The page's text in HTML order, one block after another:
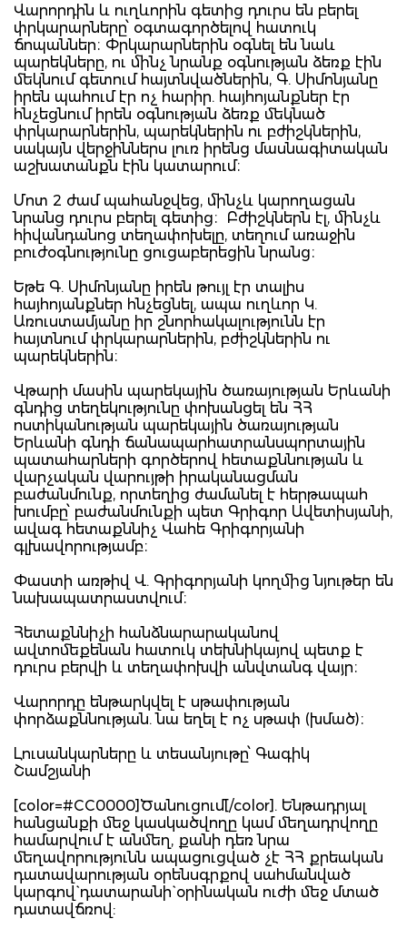
Վարորդին և ուղևորին գետից դուրս են բերել
փրկարարները՝ օգտագործելով հատուկ
ճոպաններ։ Փրկարարներին օգնել են նաև
պարեկները, ու մինչ նրանք օգնության ձեռք էին
մեկնում գետում հայտնվածներին, Գ. Սիմոնյանը
իրեն պահում էր ոչ հարիր. հայհոյանքներ էր
հնչեցնում իրեն օգնության ձեռք մեկնած
փրկարարներին, պարեկներին ու բժիշկներին,
սակայն վերջիններս լուռ իրենց մասնագիտական
աշխատանքն էին կատարում։
Մոտ 2 ժամ պահանջվեց, մինչև կարողացան
նրանց դուրս բերել գետից։ Բժիշկներն էլ, մինչև
հիվանդանոց տեղափոխելը, տեղում առաջին
բուժօգնությունը ցուցաբերեցին նրանց։
Եթե Գ. Սիմոնյանը իրեն թույլ էր տալիս
հայհոյանքներ հնչեցնել, ապա ուղևոր Կ.
Առուստամյանը իր շնորհակալությունն էր
հայտնում փրկարարներին, բժիշկներին ու
պարեկներին։
Վթարի մասին պարեկային ծառայության Երևանի
գնդից տեղեկությունը փոխանցել են ՀՀ
ոստիկանության պարեկային ծառայության
Երևանի գնդի ճանապարհատրանսպորտային
պատահարների գործերով հետաքննության և
վարչական վարույթի իրականացման
բաժանմունք, որտեղից ժամանել է հերթապահ
խումբը՝ բաժանմունքի պետ Գրիգոր Ավետիսյանի,
ավագ հետաքննիչ Վահե Գրիգորյանի
գլխավորությամբ։
Փաստի առթիվ Վ. Գրիգորյանի կողմից նյութեր են
նախապատրաստվում։
Հետաքննիչի հանձնարարականով
ավտոմեքենան հատուկ տեխնիկայով պետք է
դուրս բերվի և տեղափոխվի անվտանգ վայր։
Վարորդը ենթարկվել է սթափության
փորձաքննության. նա եղել է ոչ սթափ (խմած)։
Լուսանկարները և տեսանյութը՝ Գագիկ
Շամշյանի
[color=#CC0000]Ծանուցում[/color]. Ենթադրյալ
հանցանքի մեջ կասկածվողը կամ մեղադրվողը
համարվում է անմեղ, քանի դեռ նրա
մեղավորությունն ապացուցված չէ ՀՀ քրեական
դատավարության օրենսգրքով սահմանված
կարգով` դատարանի` օրինական ուժի մեջ մտած
դատավճռով: